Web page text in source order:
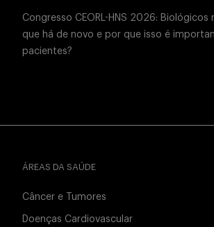
Congresso CEORL-HNS 2026: Biológicos
que há de novo e por que isso é
pacientes?
ÁREAS DA SAÚDE
Câncer e Tumores
Doenças Cardiovascular